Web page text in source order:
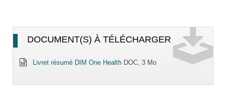
DOCUMENT(S) À TÉLÉCHARGER
Livret résumé DIM One Health DOC, 3 Mo